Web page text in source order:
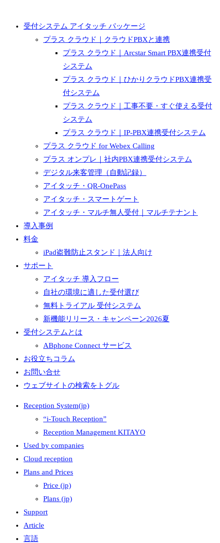
受付システム アイタッチ パッケージ
プラス クラウド｜クラウドPBXと連携
プラス クラウド｜Arcstar Smart PBX連携受付
システム
プラス クラウド｜ひかりクラウドPBX連携受
付システム
プラス クラウド｜工事不要・すぐ使える受付
システム
プラス クラウド｜IP-PBX連携受付システム
プラス クラウド for Webex Calling
プラス オンプレ｜社内PBX連携受付システム
デジタル来客管理（自動記録）
アイタッチ・QR-OnePass
アイタッチ・スマートゲート
アイタッチ・マルチ無人受付｜マルチテナント
導入事例
料金
iPad盗難防止スタンド｜法人向け
サポート
アイタッチ 導入フロー
自社の環境に適した受付選び
無料トライアル 受付システム
新機能リリース・キャンペーン2026夏
受付システムとは
ABphone Connect サービス
お役立ちコラム
お問い合せ
ウェブサイトの検索をトグル
Reception System(jp)
“i-Touch Reception”
Reception Management KITAYO
Used by companies
Cloud reception
Plans and Prices
Price (jp)
Plans (jp)
Support
Article
言語